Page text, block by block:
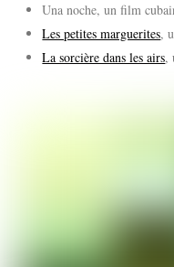
Una noche, un film
Les petites marguerites,
La sorcière dans les airs,